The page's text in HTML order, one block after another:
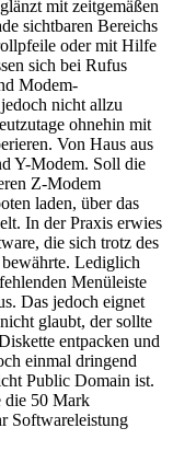
mit zeitgemäßen
sichtbaren Bereichs
oder mit Hilfe
sich bei Rufus
Modem-
nicht allzu
ohnehin mit
Von Haus aus
Y-Modem. Soll die
Z-Modem
laden, über das
In der Praxis erwies
die sich trotz des
Lediglich
Menüleiste
Das jedoch eignet
glaubt, der sollte
entpacken und
einmal dringend
Public Domain ist.
die 50 Mark
Softwareleistung